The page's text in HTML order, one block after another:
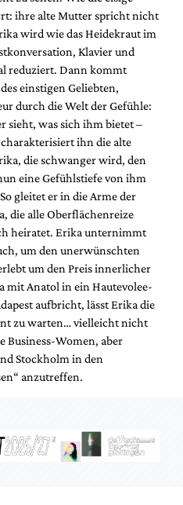
ihre alte Mutter spricht nicht
wird wie das Heidekraut im
Klavier und
reduziert. Dann kommt
einstigen Geliebten,
durch die Welt der Gefühle:
sieht, was sich ihm bietet –
ihn die alte
die schwanger wird, den
eine Gefühlstiefe von ihm
gleitet er in die Arme der
die alle Oberflächenreize
heiratet. Erika unternimmt
um den unerwünschten
um den Preis innerlicher
mit Anatol in ein Hautevolee-
aufbricht, lässt Erika die
zu warten… vielleicht nicht
Business-Women, aber
Stockholm in den
anzutreffen.